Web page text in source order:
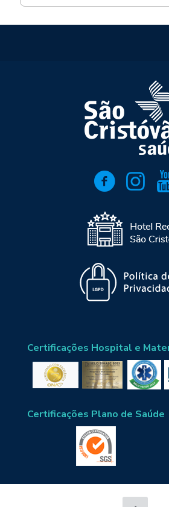
Certificações Hospital e
Certificações Plano de Saúde